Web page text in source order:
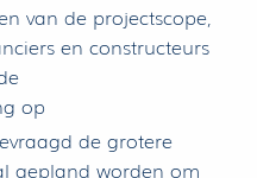
van de projectscope,
en constructeurs
op
de grotere
gepland worden om